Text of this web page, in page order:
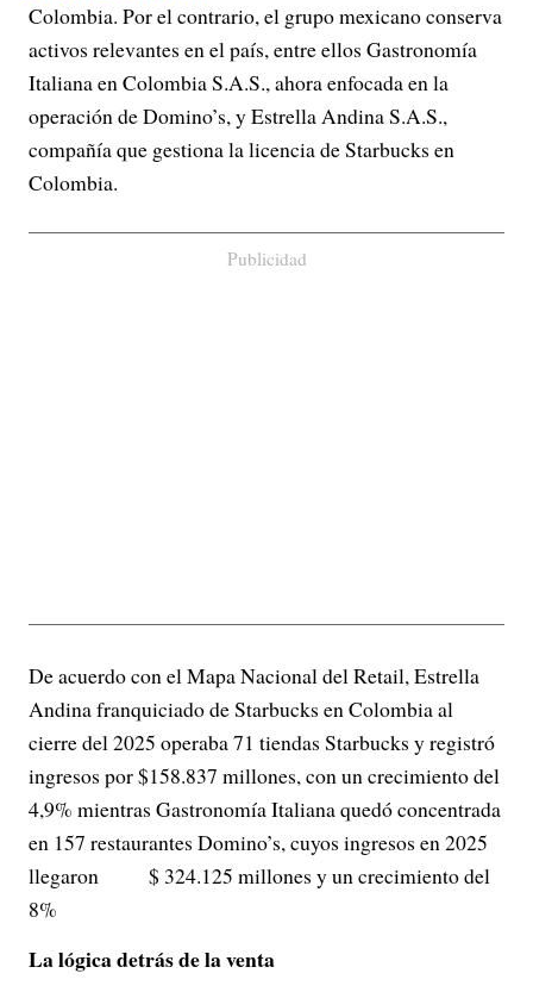
Colombia. Por el contrario, el grupo mexicano conserva
activos relevantes en el país, entre ellos Gastronomía
Italiana en Colombia S.A.S., ahora enfocada en la
operación de Domino’s, y Estrella Andina S.A.S.,
compañía que gestiona la licencia de Starbucks en
Colombia.
Publicidad
De acuerdo con el Mapa Nacional del Retail, Estrella
Andina franquiciado de Starbucks en Colombia al
cierre del 2025 operaba 71 tiendas Starbucks y registró
ingresos por $158.837 millones, con un crecimiento del
4,9% mientras Gastronomía Italiana quedó concentrada
en 157 restaurantes Domino’s, cuyos ingresos en 2025
llegaron $ 324.125 millones y un crecimiento del
8%
La lógica detrás de la venta